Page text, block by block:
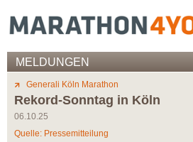
MELDUNGEN
Generali Köln Marathon
Rekord-Sonntag in Köln
06.10.25
Quelle: Pressemitteilung